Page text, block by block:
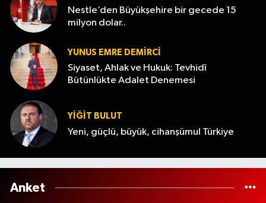
Nestle’den Büyükşehire bir gecede 15
milyon dolar..
YUNUS EMRE DEMIRCI
Siyaset, Ahlak ve Hukuk: Tevhidî
Bütünlükte Adalet Denemesi
YİĞİT BULUT
Yeni, güçlü, büyük, cihanşümul Türkiye
Anket